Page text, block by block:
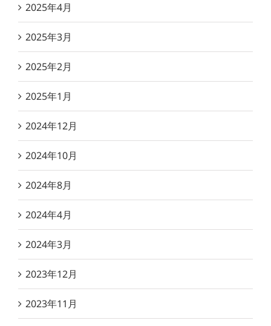
2025年4月
2025年3月
2025年2月
2025年1月
2024年12月
2024年10月
2024年8月
2024年4月
2024年3月
2023年12月
2023年11月